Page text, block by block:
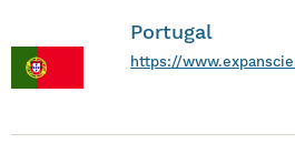
Portugal
https://